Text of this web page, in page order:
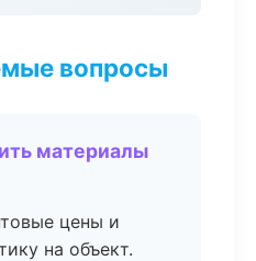
вопросы
материалы
цены и
на объект.